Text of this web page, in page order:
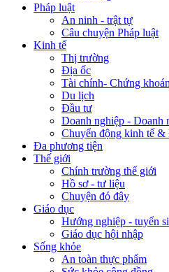
Pháp luật
An ninh - trật tự
Câu chuyện Pháp luật
Kinh tế
Thị trường
Địa ốc
Tài chính- Chứng khoán
Du lịch
Đầu tư
Doanh nghiệp - Doanh
Chuyển động kinh tế
Đa phương tiện
Thế giới
Chính trường thế giới
Hồ sơ - tư liệu
Chuyện đó đây
Giáo dục
Hướng nghiệp - tuyển
Giáo dục hội nhập
Sống khỏe
An toàn thực phẩm